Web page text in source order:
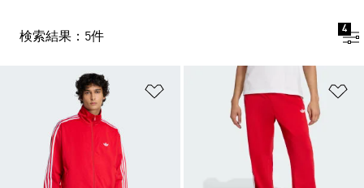
検索結果：5件
4
ほしいものリストに追加